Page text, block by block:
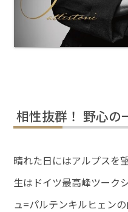
相性抜群！ 野心の
晴れた日にはアルプスを
生はドイツ最高峰ツーク
ュ=パルテンキルヒェン